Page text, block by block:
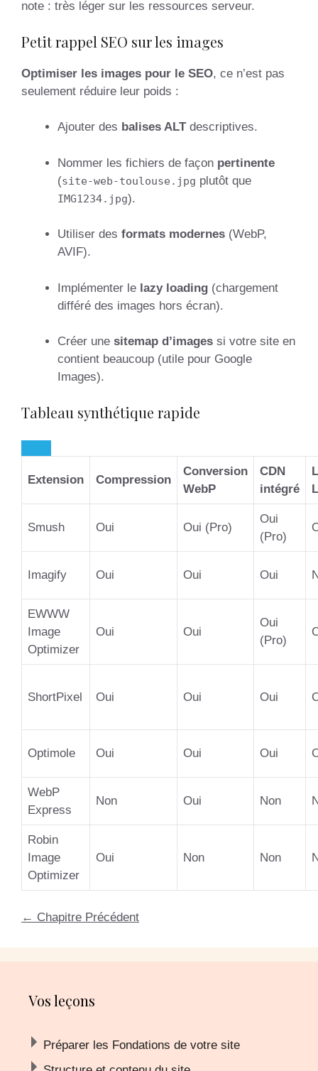
note : très léger sur les ressources serveur.
Petit rappel SEO sur les images
Optimiser les images pour le SEO, ce n’est pas
seulement réduire leur poids :
Ajouter des balises ALTdescriptives.
Nommer les fichiers de façon pertinente
(site-web-toulouse.jpg plutôt que
IMG1234.jpg).
Utiliser des formats modernes (WebP,
AVIF).
Implémenter le lazy loading (chargement
différé des images hors écran).
Créer une sitemap d’images si votre site en
contient beaucoup (utile pour Google
Images).
Tableau synthétique rapide
Extension Compression
Conversion
WebP
CDN
intégré
Smush Oui Oui (Pro)
Oui
(Pro)
Imagify Oui Oui Oui
EWWW
Image
Optimizer
Oui Oui
Oui
(Pro)
ShortPixel Oui Oui Oui
Optimole Oui Oui Oui
WebP
Express
Non Oui Non
Robin
Image
Optimizer
Oui Non Non
← Chapitre Précédent
Vos leçons
Préparer les Fondations de votre site